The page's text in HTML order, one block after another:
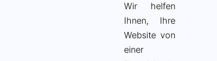
Wir helfen
Ihnen, Ihre
Website von
einer